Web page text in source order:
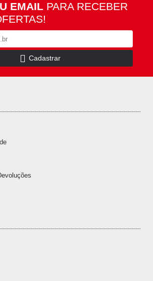
EMAIL PARA RECEBER
Cadastrar